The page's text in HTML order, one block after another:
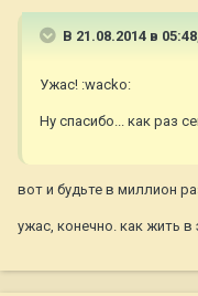
В 21.08.2014 в
Ужас! :wacko:
Ну спасибо... как раз
вот и будьте в миллион
ужас, конечно. как жить в